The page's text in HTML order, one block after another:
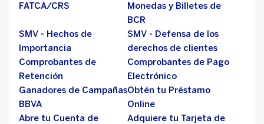
FATCA/CRS
Monedas y Billetes de
BCR
SMV - Hechos de
Importancia
SMV - Defensa de los
derechos de clientes
Comprobantes de
Retención
Comprobantes de Pago
Electrónico
Ganadores de Campañas
BBVA
Obtén tu Préstamo
Online
Abre tu Cuenta de
Adquiere tu Tarjeta de